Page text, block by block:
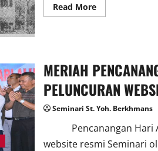
Read MoreRead
more
MERIAH
PELUNCURAN
Seminari St. Yoh. Berkhmans
Pencanangan Hari
website resmi Seminari